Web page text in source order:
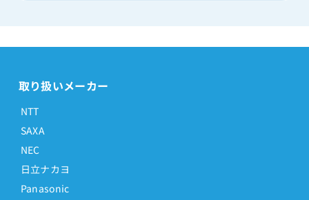
取り扱いメーカー
NTT
SAXA
NEC
日立ナカヨ
Panasonic